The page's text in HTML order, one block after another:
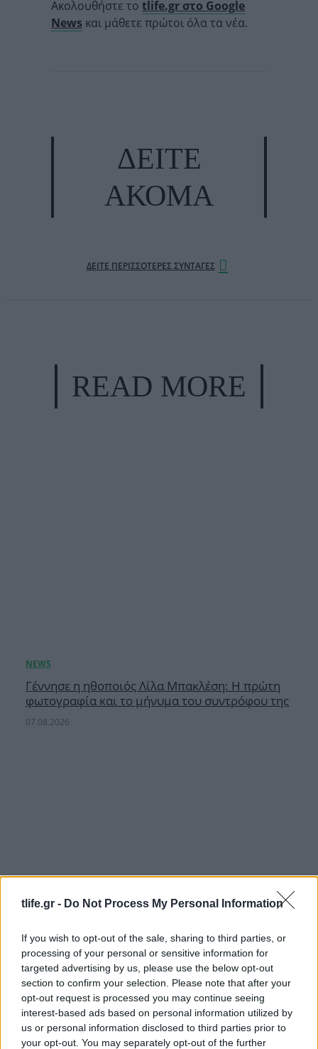
tlife.gr - Do Not Process My Personal Information
If you wish to opt-out of the sale, sharing to third parties, or
processing of your personal or sensitive information for
targeted advertising by us, please use the below opt-out
section to confirm your selection. Please note that after your
opt-out request is processed you may continue seeing
interest-based ads based on personal information utilized by
us or personal information disclosed to third parties prior to
your opt-out. You may separately opt-out of the further
Ακολουθήστε το tlife.gr στο Google
News και μάθετε πρώτοι όλα τα νέα.
ΔΕΙΤΕ
ΑΚΟΜΑ
ΔΕΊΤΕ ΠΕΡΙΣΣΌΤΕΡΕΣ ΣΥΝΤΑΓΈΣ
READ MORE
Γέννησε η ηθοποιός Λίλα Μπακλέση: Η πρώτη
φωτογραφία και το μήνυμα του συντρόφου της
07.08.2026
Αθηνά Οικονομάκου και Μπρούνο Τσερέλα στα
Μπόρα Μπόρα: Οι μαγευτικές εικόνες από τον
μήνα του μέλιτος
08.08.2026